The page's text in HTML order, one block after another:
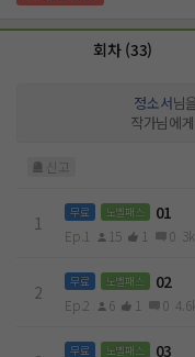
회차 (33)
정소서님
작가님에
신고
1
무료 노벨패스 01
Ep.1 15 1 0 3k
2
무료 노벨패스 02
Ep.2 6 1 0
무료 노벨패스 03